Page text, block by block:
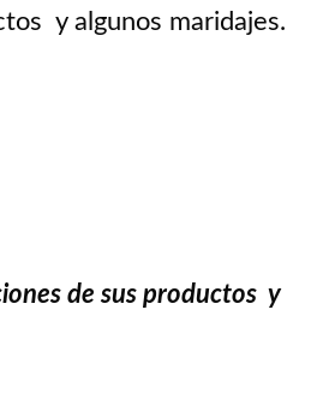
y algunos maridajes.
de sus productos y